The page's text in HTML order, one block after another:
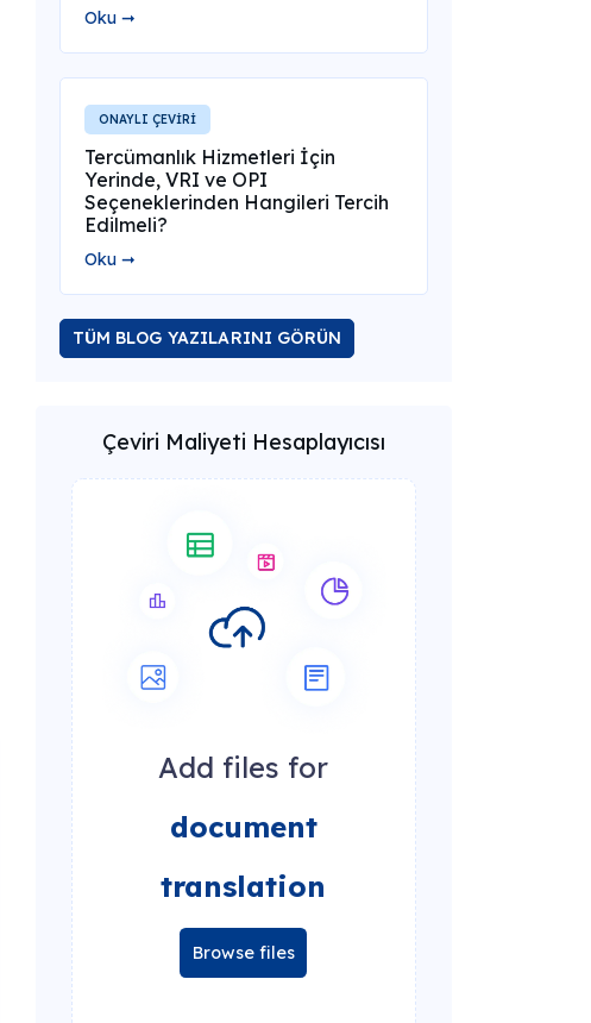
Oku ➞
ONAYLI ÇEVİRİ
Tercümanlık Hizmetleri İçin
Yerinde, VRI ve OPI
Seçeneklerinden Hangileri Tercih
Edilmeli?
Oku ➞
TÜM BLOG YAZILARINI GÖRÜN
Çeviri Maliyeti Hesaplayıcısı
Add files for
document
translation
Browse files